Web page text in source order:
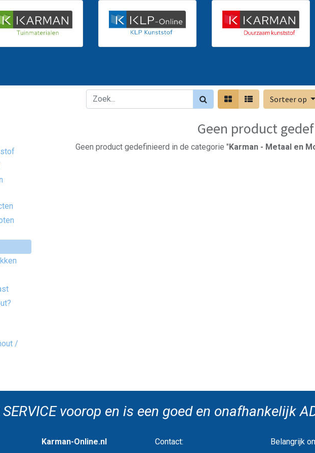
Sorteer op
/
Geen product
Geen product gedefinieerd in de categorie "Karman - Metaal en
voorop en is een goed en onafhankelijk
Karman-Online.nl Contact: Belangrijk